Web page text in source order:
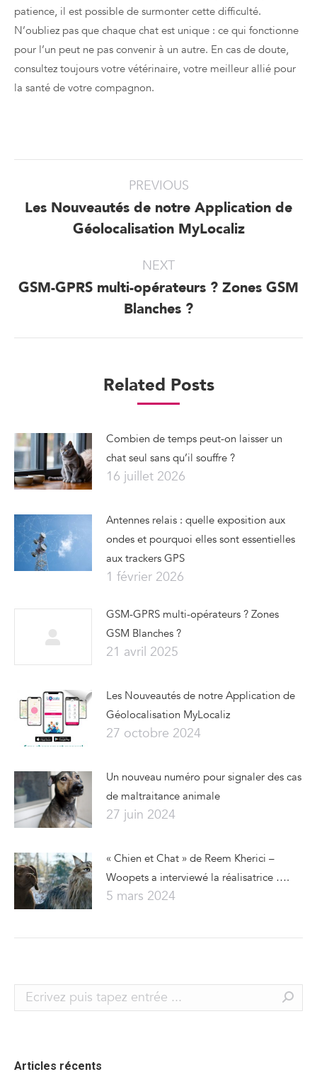
patience, il est possible de surmonter cette difficulté.
N’oubliez pas que chaque chat est unique : ce qui fonctionne
pour l’un peut ne pas convenir à un autre. En cas de doute,
consultez toujours votre vétérinaire, votre meilleur allié pour
la santé de votre compagnon.
navigation
PREVIOUS
Previous
post:
Les Nouveautés de notre Application de
Géolocalisation MyLocaliz
NEXT
Next
post:
GSM-GPRS multi-opérateurs ? Zones GSM
Blanches ?
Related Posts
Combien de temps peut-on laisser un
chat seul sans qu’il souffre ?
16 juillet 2026
Antennes relais : quelle exposition aux
ondes et pourquoi elles sont essentielles
aux trackers GPS
1 février 2026
GSM-GPRS multi-opérateurs ? Zones
GSM Blanches ?
21 avril 2025
Les Nouveautés de notre Application de
Géolocalisation MyLocaliz
27 octobre 2024
Un nouveau numéro pour signaler des cas
de maltraitance animale
27 juin 2024
« Chien et Chat » de Reem Kherici –
Woopets a interviewé la réalisatrice ….
5 mars 2024
Search:
Articles récents